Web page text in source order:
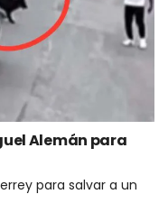
Alemán para
para salvar a un